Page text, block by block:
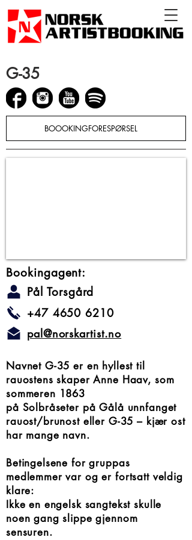
G-35
BOOOKINGFORESPØRSEL
Bookingagent:
Pål Torsgård
+47 4650 6210
pal@norskartist.no
Navnet G-35 er en hyllest til
rauostens skaper Anne Haav, som
sommeren 1863
på Solbråseter på Gålå unnfanget
rauost/brunost eller G-35 – kjær ost
har mange navn.
Betingelsene for gruppas
medlemmer var og er fortsatt veldig
klare:
Ikke en engelsk sangtekst skulle
noen gang slippe gjennom
sensuren.